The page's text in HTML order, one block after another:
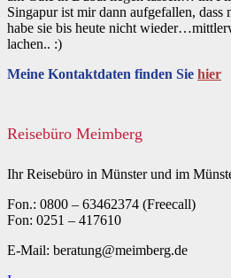
Singapur ist mir dann aufgefallen, dass
habe sie bis heute nicht
lachen.. :)
Meine Kontaktdaten finden Sie hier
Reisebüro Meimberg
Ihr Reisebüro in Münster und im
Fon.: 0800 – 63462374 (Freecall)
Fon: 0251 – 417610
E-Mail: beratung@meimberg.de